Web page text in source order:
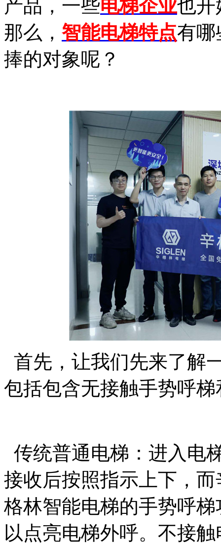
产品，一些电梯企业也开
那么， 智能电梯特点有哪
捧的对象呢？
首先，让我们先来了解
包括包含无接触手势呼
传统普通电梯：进入电
接收后按照指示上下，
格林智能电梯的手势呼
以点亮电梯外呼。 不接触